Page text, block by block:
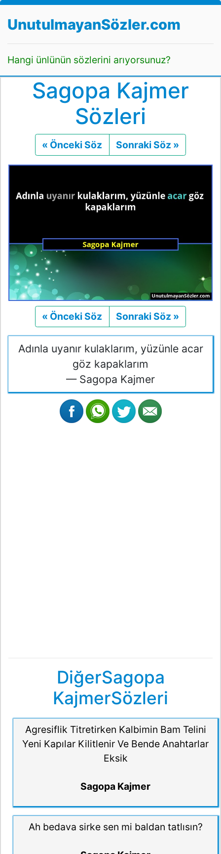
UnutulmayanSözler.com
Hangi ünlünün sözlerini arıyorsunuz?
Sagopa Kajmer
Sözleri
« Önceki Söz Önceki
Sonraki Söz »
« Önceki Söz Önceki
Sonraki Söz »
Adınla uyanır kulaklarım, yüzünle acar
göz kapaklarım
— Sagopa Kajmer
DiğerSagopa
KajmerSözleri
Agresiflik Titretirken Kalbimin Bam Telini
Yeni Kapılar Kilitlenir Ve Bende Anahtarlar
Eksik
Sagopa Kajmer
Ah bedava sirke sen mi baldan tatlısın?